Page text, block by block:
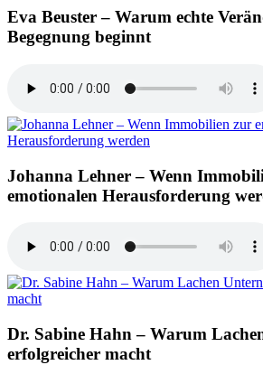
Eva Beuster – Warum echte
Begegnung beginnt
Johanna Lehner – Wenn
emotionalen Herausforderung
Dr. Sabine Hahn – Warum
erfolgreicher macht